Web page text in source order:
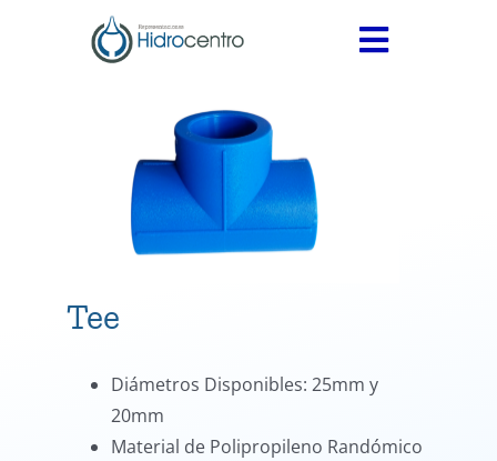
Toggle
Medidores
Termofusión
CONTÁCTANOS
Tee
Diámetros Disponibles: 25mm y
20mm
Material de Polipropileno Randómico